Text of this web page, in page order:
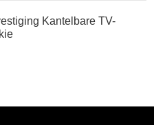
Kantelbare TV-